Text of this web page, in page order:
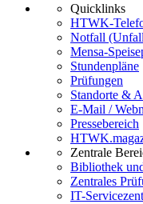
Quicklinks
HTWK-
Notfall
Mensa-
Stundenpläne
Prüfungen
Standorte &
E-Mail /
Pressebereich
Zentrale
Bibliothek
Zentrales
IT-